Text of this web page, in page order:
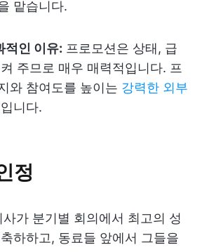
맡습니다.
적인 이유: 프로모션은 상태, 급
주므로 매우 매력적입니다. 프
와 참여도를 높이는 강력한 외부
니다.
정
사가 분기별 회의에서 최고의 성
하하고, 동료들 앞에서 그들을